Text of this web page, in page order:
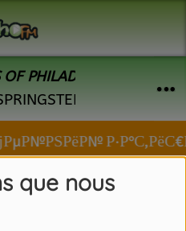
que nous
PHILADELPHIA